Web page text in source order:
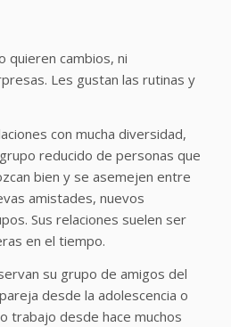
quieren cambios, ni
Les gustan las rutinas y
con mucha diversidad,
reducido de personas que
bien y se asemejen entre
amistades, nuevos
Sus relaciones suelen ser
en el tiempo.
su grupo de amigos del
desde la adolescencia o
trabajo desde hace muchos